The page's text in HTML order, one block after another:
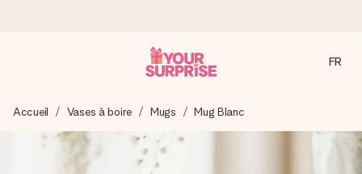
Nous préparons votre cadeau avec attention et l’envoyons
en un éclair – pour que vous puissiez l’offrir au bon moment,
quand cela compte le plus.
FR
Accueil Vases à boire Mugs Mug Blanc